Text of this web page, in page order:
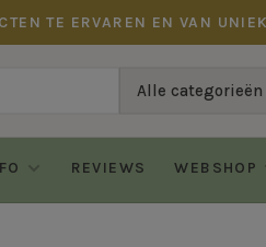
TE ERVAREN EN VAN
Alle categorieën
REVIEWS WEBSHOP